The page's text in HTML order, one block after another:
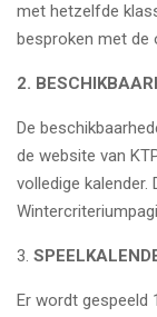
met hetzelfde
besproken met de
2.
De
de website van
volledige kalender.
3.
Er wordt gespeeld